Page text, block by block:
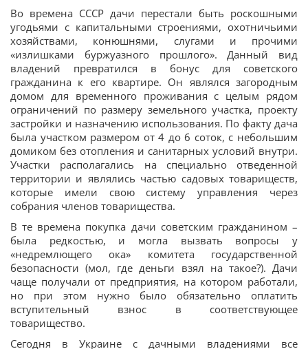
Во времена СССР дачи перестали быть роскошными
угодьями с капитальными строениями, охотничьими
хозяйствами, конюшнями, слугами и прочими
«излишками буржуазного прошлого». Данный вид
владений превратился в бонус для советского
гражданина к его квартире. Он являлся загородным
домом для временного проживания с целым рядом
ограничений по размеру земельного участка, проекту
застройки и назначению использования. По факту дача
была участком размером от 4 до 6 соток, с небольшим
домиком без отопления и санитарных условий внутри.
Участки располагались на специально отведенной
территории и являлись частью садовых товариществ,
которые имели свою систему управления через
собрания членов товарищества.
В те времена покупка дачи советским гражданином –
была редкостью, и могла вызвать вопросы у
«недремлющего ока» комитета государственной
безопасности (мол, где деньги взял на такое?). Дачи
чаще получали от предприятия, на котором работали,
но при этом нужно было обязательно оплатить
вступительный взнос в соответствующее
товарищество.
Сегодня в Украине с дачными владениями все